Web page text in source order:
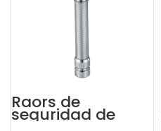
Raors de
seguridad de